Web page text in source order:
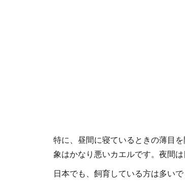
特に、昼間に寝ているときの薄目
象はかなり悪いカエルです。夜間
日本でも、飼育している方は多い